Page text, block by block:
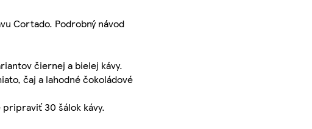
Cortado. Podrobný návod
čiernej a bielej kávy.
čaj a lahodné čokoládové
30 šálok kávy.